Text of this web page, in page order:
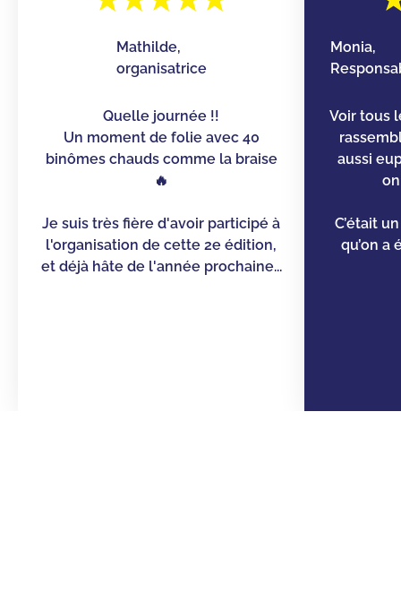
Mathilde,
organisatrice
Quelle journée !!
Un moment de folie avec 40
binômes chauds comme la braise
🔥
Je suis très fière d'avoir participé à
l'organisation de cette 2e édition,
et déjà hâte de l'année prochaine...
Monia,
Voir tous
aussi
C’était
qu’on a